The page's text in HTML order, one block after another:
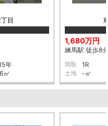
目
年
㎡
1,680万円
練馬駅 徒歩8
間取 1R
土地 -㎡